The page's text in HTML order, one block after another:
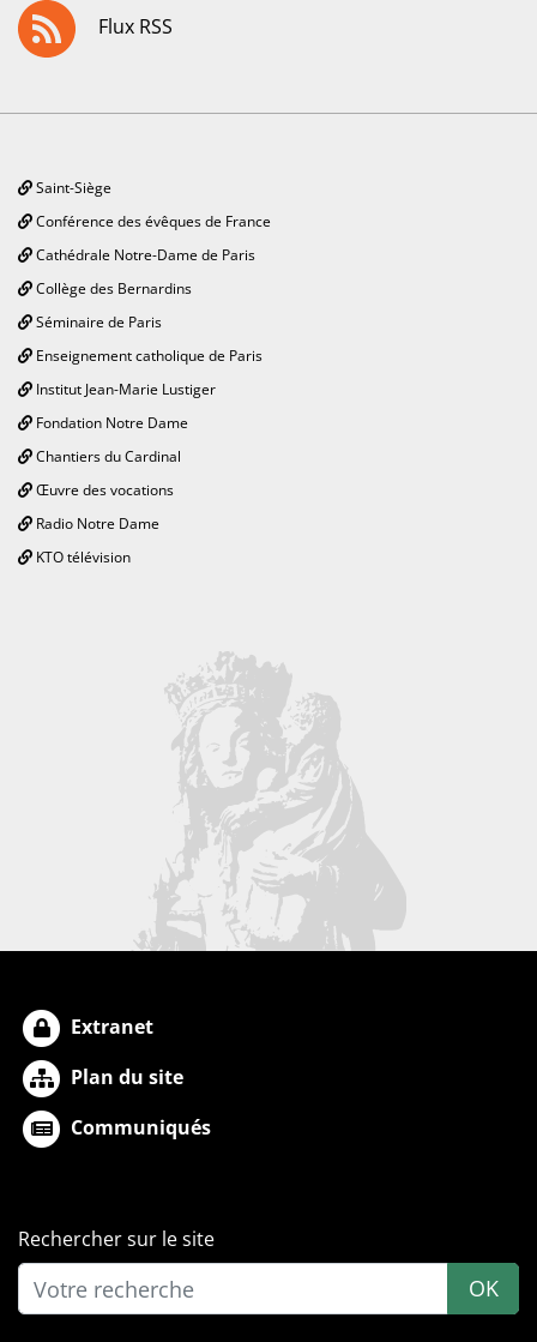
Flux RSS
Saint-Siège
Conférence des évêques de France
Cathédrale Notre-Dame de Paris
Collège des Bernardins
Séminaire de Paris
Enseignement catholique de Paris
Institut Jean-Marie Lustiger
Fondation Notre Dame
Chantiers du Cardinal
Œuvre des vocations
Radio Notre Dame
KTO télévision
Extranet
Plan du site
Communiqués
Rechercher sur le site
OK